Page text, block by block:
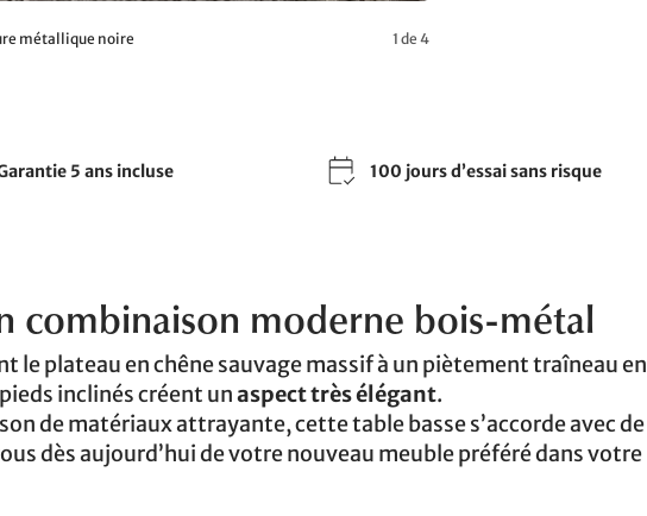
métallique noire 1 de 4
5 ans incluse 100 jours d’essai sans risque
combinaison moderne bois-métal
le plateau en chêne sauvage massif à un piètement traîneau en
inclinés créent unaspect très élégant.
de matériaux attrayante, cette table basse s’accorde avec de
dès aujourd’hui de votre nouveau meuble préféré dans votre